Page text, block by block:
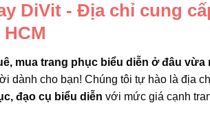
DiVit - Địa chỉ cung
mua trang phục biểu diễn ở đâu vừa
dành cho bạn! Chúng tôi tự hào là địa
đạo cụ biểu diễn với mức giá cạnh